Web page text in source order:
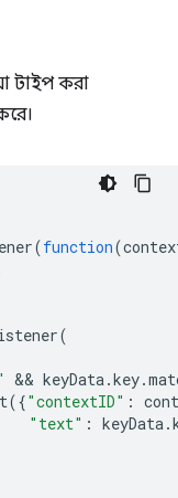
টাইপ করা
(function(
(
&& keyData.key.
({"contextID" :
"text" : keyData.